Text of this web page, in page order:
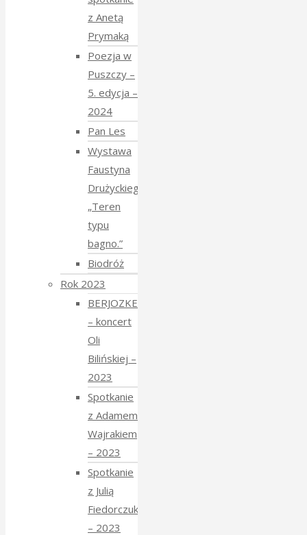
z Anetą
Prymaką
Poezja w
Puszczy –
5. edycja –
2024
Pan Les
Wystawa
Faustyna
Drużyckiego
„Teren
typu
bagno.”
Biodróż
Rok 2023
BERJOZKELE
– koncert
Oli
Bilińskiej –
2023
Spotkanie
z Adamem
Wajrakiem
– 2023
Spotkanie
z Julią
Fiedorczuk
– 2023